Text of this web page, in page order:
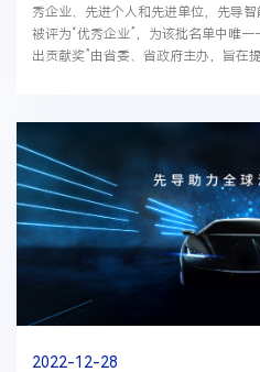
秀企业、先进个人和先进单位，先导
被评为“优秀企业”，为该批名单中唯
出贡献奖”由省委、省政府主办，旨在
2022-12-28